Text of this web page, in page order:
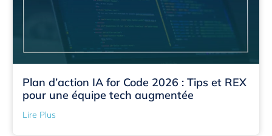
Plan d’action IA for Code 2026 : Tips et REX
pour une équipe tech augmentée
Lire Plus